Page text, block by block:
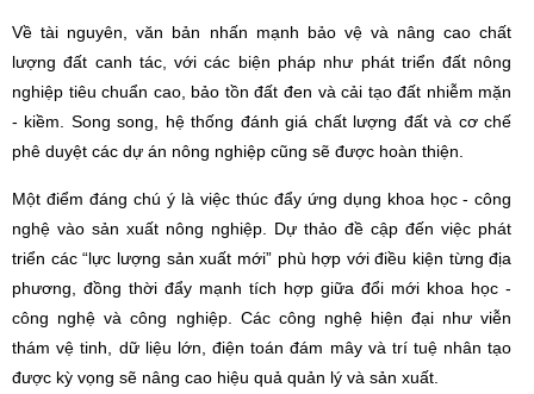
Về tài nguyên, văn bản nhấn mạnh bảo vệ và nâng cao chất
lượng đất canh tác, với các biện pháp như phát triển đất nông
nghiệp tiêu chuẩn cao, bảo tồn đất đen và cải tạo đất nhiễm mặn
- kiềm. Song song, hệ thống đánh giá chất lượng đất và cơ chế
phê duyệt các dự án nông nghiệp cũng sẽ được hoàn thiện.
Một điểm đáng chú ý là việc thúc đẩy ứng dụng khoa học - công
nghệ vào sản xuất nông nghiệp. Dự thảo đề cập đến việc phát
triển các “lực lượng sản xuất mới” phù hợp với điều kiện từng địa
phương, đồng thời đẩy mạnh tích hợp giữa đổi mới khoa học -
công nghệ và công nghiệp. Các công nghệ hiện đại như viễn
thám vệ tinh, dữ liệu lớn, điện toán đám mây và trí tuệ nhân tạo
được kỳ vọng sẽ nâng cao hiệu quả quản lý và sản xuất.